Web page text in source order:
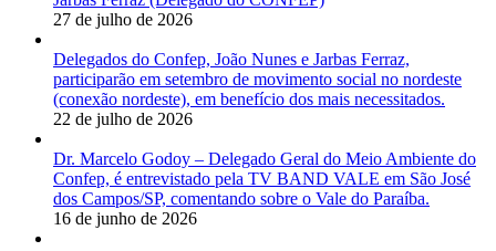
27 de julho de 2026
Delegados do Confep, João Nunes e Jarbas Ferraz,
participarão em setembro de movimento social no nordeste
(conexão nordeste), em benefício dos mais necessitados.
22 de julho de 2026
Dr. Marcelo Godoy – Delegado Geral do Meio Ambiente do
Confep, é entrevistado pela TV BAND VALE em São José
dos Campos/SP, comentando sobre o Vale do Paraíba.
16 de junho de 2026